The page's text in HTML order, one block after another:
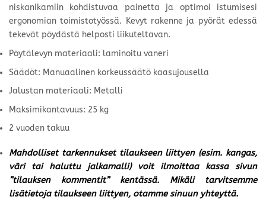
niskanikamiin kohdistuvaa painetta ja optimoi istumisesi
ergonomian toimistotyössä. Kevyt rakenne ja pyörät edessä
tekevät pöydästä helposti liikuteltavan.
Pöytälevyn materiaali: laminoitu vaneri
Säädöt: Manuaalinen korkeussäätö kaasujousella
Jalustan materiaali: Metalli
Maksimikantavuus: 25 kg
2 vuoden takuu
Mahdolliset tarkennukset tilaukseen liittyen (esim. kangas,
väri tai haluttu jalkamalli) voit ilmoittaa kassa sivun
”tilauksen kommentit” kentässä. Mikäli tarvitsemme
lisätietoja tilaukseen liittyen, otamme sinuun yhteyttä.